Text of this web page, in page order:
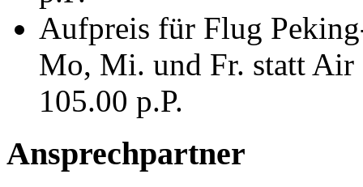
Aufpreis für Flug
Mo, Mi. und Fr. statt
105.00 p.P.
Ansprechpartner